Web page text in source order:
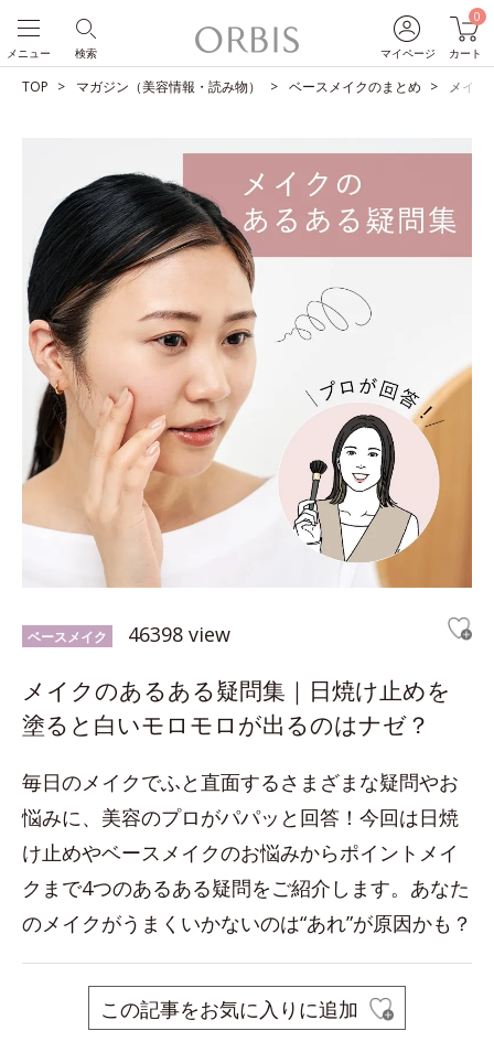
マイページ
0
カート
検索
メニュー
TOP マガジン（美容情報・読み物） ベースメイクのまとめ メイ
ベースメイク 46398 view
メイクのあるある疑問集｜日焼け止めを
塗ると白いモロモロが出るのはナゼ？
毎日のメイクでふと直面するさまざまな疑問やお
悩みに、美容のプロがパパッと回答！今回は日焼
け止めやベースメイクのお悩みからポイントメイ
クまで4つのあるある疑問をご紹介します。あなた
のメイクがうまくいかないのは“あれ”が原因かも？
この記事をお気に入りに追加